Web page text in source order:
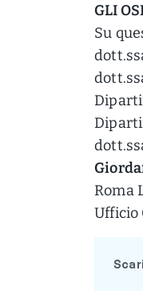
GLI
Su
Roma
Ufficio